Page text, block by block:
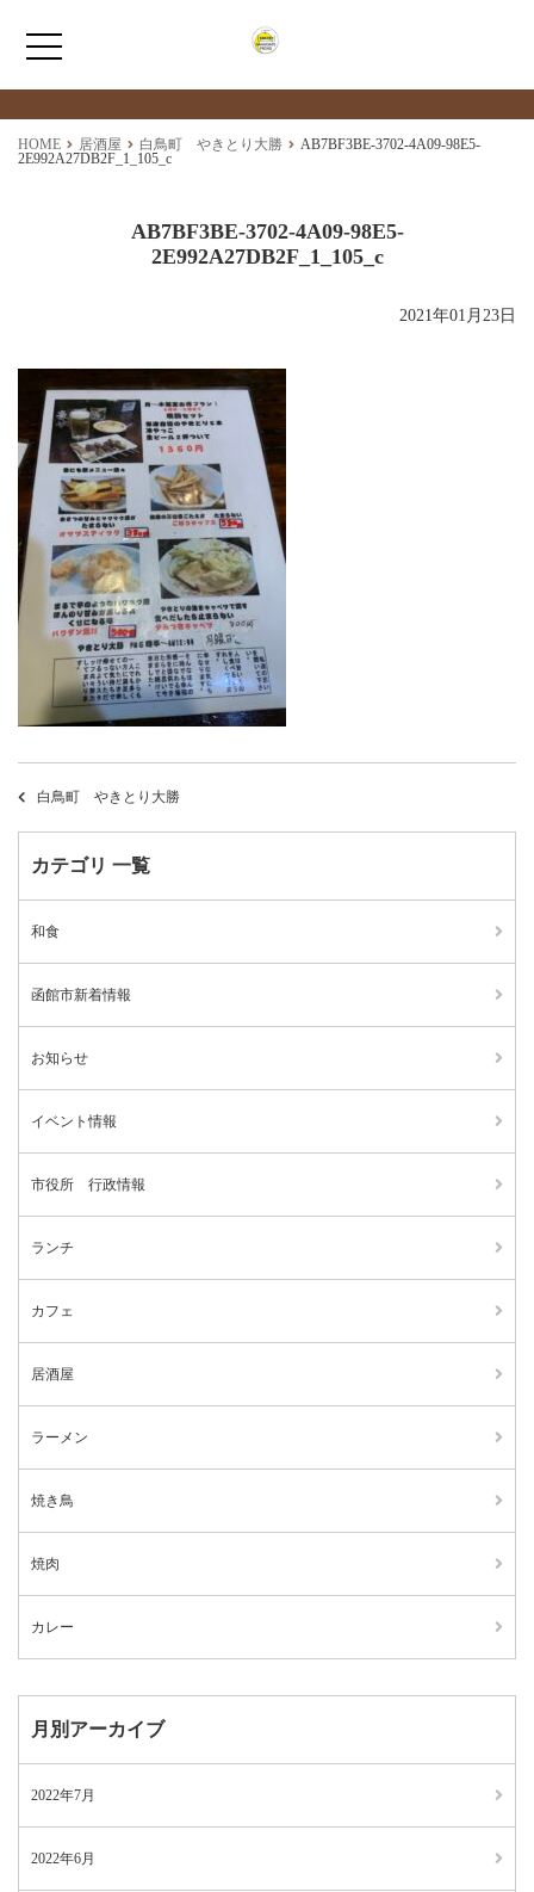
ホーム
はこだてpicks maps
函館市新着情報
最新情報
HOME 居酒屋 白鳥町 やきとり大勝
AB7BF3BE-3702-4A09-98E5-
2E992A27DB2F_1_105_c
AB7BF3BE-3702-4A09-98E5-
2E992A27DB2F_1_105_c
2021年01月23日
白鳥町 やきとり大勝
カテゴリ 一覧
和食
函館市新着情報
お知らせ
イベント情報
市役所 行政情報
ランチ
カフェ
居酒屋
ラーメン
焼き鳥
焼肉
カレー
月別アーカイブ
2022年7月
2022年6月